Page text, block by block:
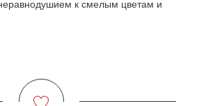
к смелым цветам и